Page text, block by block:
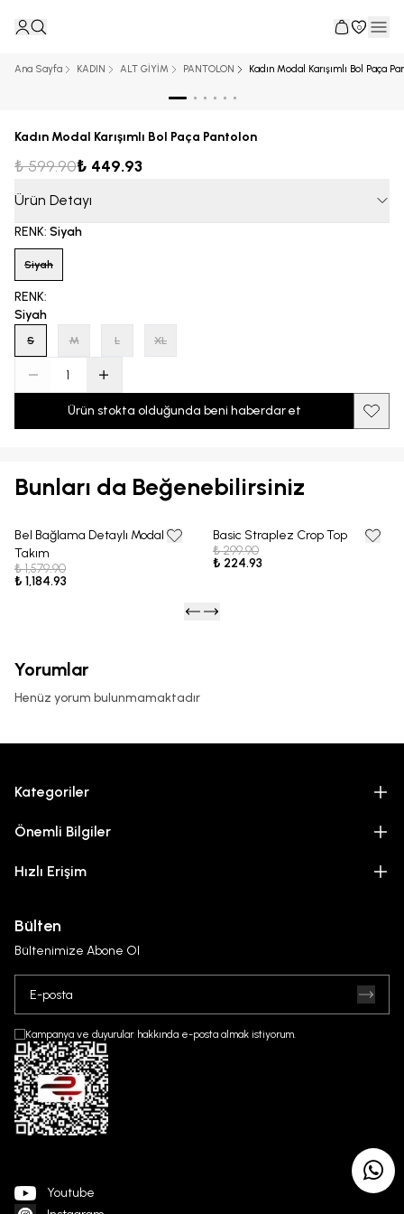
0
Ana Sayfa KADIN ALT GİYİM PANTOLON Kadın Modal Karışımlı Bol Paça
Kadın Modal Karışımlı Bol Paça Pantolon
₺ 599.90₺ 449.93
Ürün Detayı
RENK: Siyah
Siyah
RENK:
Siyah
S M L XL
Ürün stokta olduğunda beni haberdar et
Bunları da Beğenebilirsiniz
25% OFF
Bel Bağlama Detaylı Modal
Takım
₺ 1,579.90
₺ 1,184.93
25% OFF
Basic Straplez Crop Top
₺ 299.90
₺ 224.93
Yorumlar
Henüz yorum bulunmamaktadır
Kategoriler
Önemli Bilgiler
Hızlı Erişim
Bülten
Bültenimize Abone Ol
Kampanya ve duyurular hakkında e-posta almak istiyorum.
Youtube